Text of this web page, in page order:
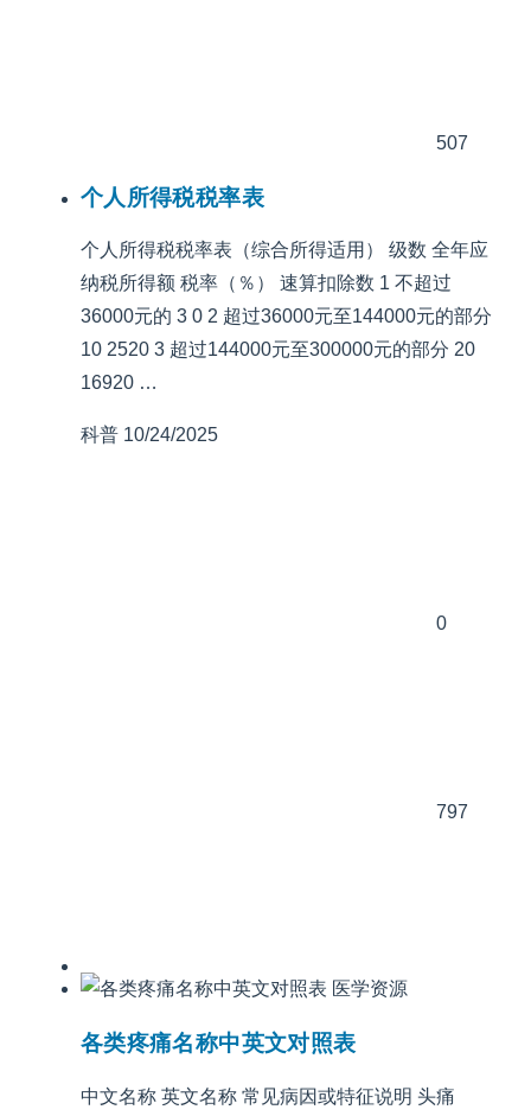
507
个人所得税税率表
个人所得税税率表（综合所得适用） 级数 全年应
纳税所得额 税率（％） 速算扣除数 1 不超过
36000元的 3 0 2 超过36000元至144000元的部分
10 2520 3 超过144000元至300000元的部分 20
16920 …
科普 10/24/2025
0
797
医学资源
各类疼痛名称中英文对照表
中文名称 英文名称 常见病因或特征说明 头痛